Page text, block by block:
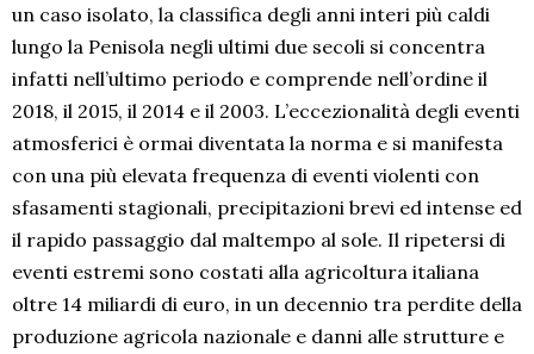
un caso isolato, la classifica degli anni interi più caldi
lungo la Penisola negli ultimi due secoli si concentra
infatti nell’ultimo periodo e comprende nell’ordine il
2018, il 2015, il 2014 e il 2003. L’eccezionalità degli eventi
atmosferici è ormai diventata la norma e si manifesta
con una più elevata frequenza di eventi violenti con
sfasamenti stagionali, precipitazioni brevi ed intense ed
il rapido passaggio dal maltempo al sole. Il ripetersi di
eventi estremi sono costati alla agricoltura italiana
oltre 14 miliardi di euro, in un decennio tra perdite della
produzione agricola nazionale e danni alle strutture e